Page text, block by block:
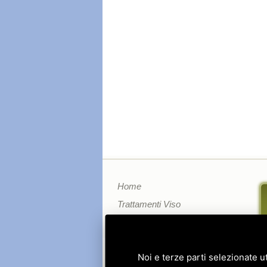
Home
Trattamenti Viso
Dimagrimento
Noi e terze parti selezionate